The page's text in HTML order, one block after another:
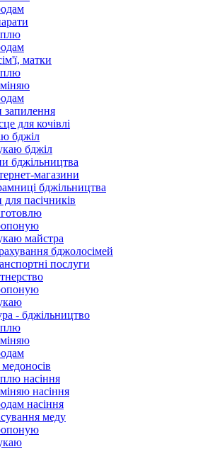
матки
запилення
для кочівлі
бджіл
бджіл
бджільництва
магазини
бджільництва
пасічників
майстра
бджолосімей
послуги
- бджільництво
насіння
насіння
насіння
меду